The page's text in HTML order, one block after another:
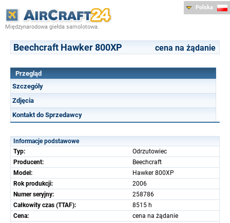
Międzynarodowa giełda samolotowa.
Polska
Beechcraft Hawker 800XP cena na żądanie
Przegląd
Szczególy
Zdjęcia
Kontakt do Sprzedawcy
Informacje podstawowe
Typ:
Odrzutowiec
Producent:
Beechcraft
Model:
Hawker 800XP
Rok produkcji:
2006
Numer seryjny:
258786
Całkowity czas (TTAF):
8515 h
Cena:
cena na żądanie